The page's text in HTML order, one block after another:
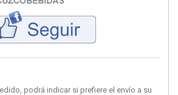
podrá indicar si prefiere el envío a su